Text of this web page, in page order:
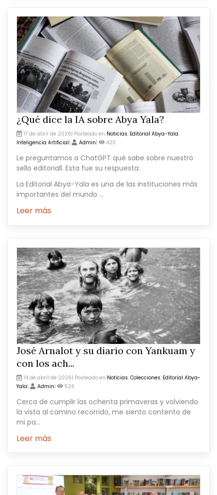
¿Qué dice la IA sobre Abya Yala?
17 de abril de 2026| Posteado en Noticias, Editorial Abya-Yala,
Inteligencia Artificial| Admin| 420
Le preguntamos a ChatGPT qué sabe sobre nuestro
sello editoriall. Esta fue su respuesta:
La Editorial Abya-Yala es una de las instituciones más
importantes del mundo ...
Leer más
José Arnalot y su diario con Yankuam y
con los ach...
14 de abril de 2026| Posteado en Noticias, Colecciones, Editorial Abya-
Yala| Admin| 526
Cerca de cumplir las ochenta primaveras y volviendo
la vista al camino recorrido, me siento contento de
mi pa...
Leer más